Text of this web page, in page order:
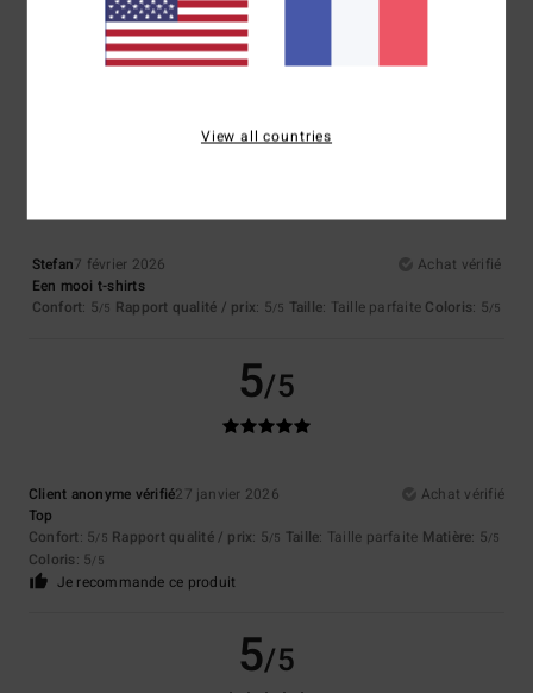
Afficher original - English
/5 Rapport qualité / prix
5/5
Stefan7 février 2026
Achat vérifié
Een mooi t-shirts
Confort: 5/5 Rapport qualité / prix: 5/5 Taille: Taille parfaite Coloris: 5/5
5/5
Client anonyme vérifié27 janvier 2026
Achat vérifié
Top
Confort: 5/5 Rapport qualité / prix: 5/5 Taille: Taille parfaite Matière: 5/5
Coloris: 5/5
Je recommande ce produit
5/5
View all countries